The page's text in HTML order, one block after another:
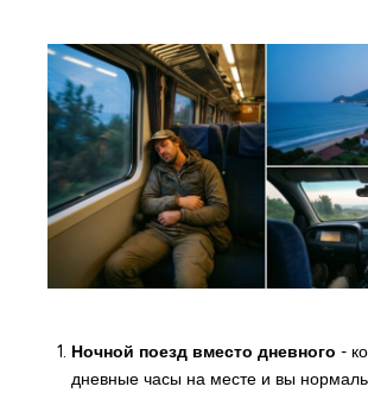
Ночной поезд вместо дневного -
дневные часы на месте и вы